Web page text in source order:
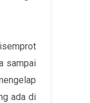
sampai
ada di